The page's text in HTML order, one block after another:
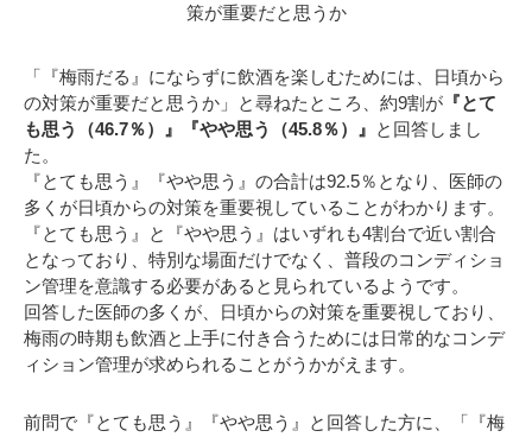
策が重要だと思うか
「『梅雨だる』にならずに飲酒を楽しむためには、日頃から
の対策が重要だと思うか」と尋ねたところ、約9割が 『とて
も思う（46.7％）』『やや思う（45.8％）』 と回答しまし
た。
『とても思う』『やや思う』の合計は92.5％となり、医師の
多くが日頃からの対策を重要視していることがわかります。
『とても思う』と『やや思う』はいずれも4割台で近い割合
となっており、特別な場面だけでなく、普段のコンディショ
ン管理を意識する必要があると見られているようです。
回答した医師の多くが、日頃からの対策を重要視しており、
梅雨の時期も飲酒と上手に付き合うためには日常的なコンデ
ィション管理が求められることがうかがえます。
前問で『とても思う』『やや思う』と回答した方に、「『梅